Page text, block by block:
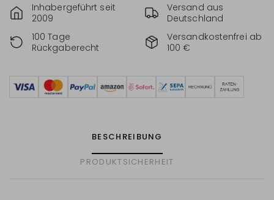
Inhabergeführt seit
2009
Versand aus
Deutschland
100 Tage
Rückgaberecht
Versandkostenfrei ab
100 €
BESCHREIBUNG
PRODUKTSICHERHEIT